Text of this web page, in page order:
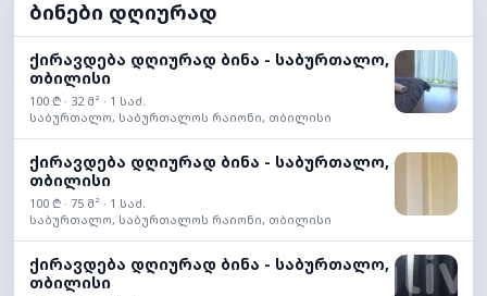
ბინები დღიურად
ქირავდება დღიურად ბინა - საბურთალო,
თბილისი
100 ₾ · 32 მ² · 1 საძ.
საბურთალო, საბურთალოს რაიონი, თბილისი
ქირავდება დღიურად ბინა - საბურთალო,
თბილისი
100 ₾ · 75 მ² · 1 საძ.
საბურთალო, საბურთალოს რაიონი, თბილისი
ქირავდება დღიურად ბინა - საბურთალო,
თბილისი